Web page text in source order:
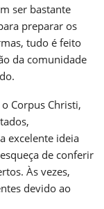
ser bastante
preparar os
tudo é feito
da comunidade
Corpus Christi,
excelente ideia
de conferir
Às vezes,
devido ao